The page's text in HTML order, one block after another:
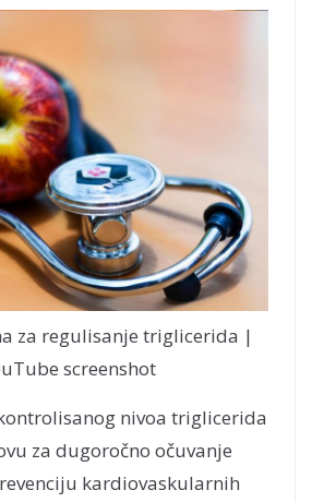
za regulisanje triglicerida |
screenshot
nivoa triglicerida
za dugoročno očuvanje
kardiovaskularnih